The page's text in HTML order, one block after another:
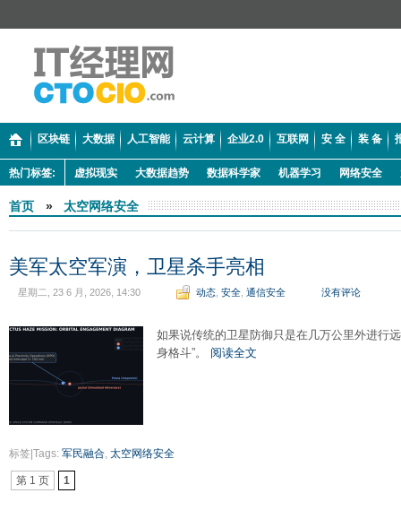
区块链 大数据 人工智能 云计算 企业2.0 互联网 安 全 装 备
热门标签: 虚拟现实 大数据趋势 数据科学家 机器学习 网络安全
首页 » 太空网络安全
美军太空军演，卫星杀手亮相
星期二, 23 6 月, 2026, 14:30 动态 安全 通信安全 没有评论
如果说传统的卫星防御只是在几万公里外进行
身格斗”。 阅读全文
标签|Tags: 军民融合, 太空网络安全
第 1 页 1